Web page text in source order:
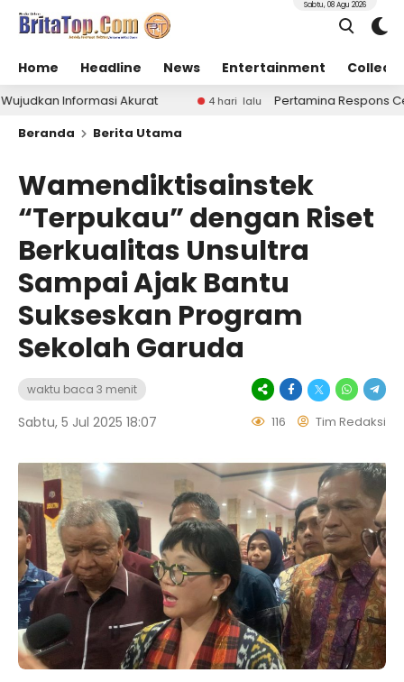
Home Headline News Entertainment
Sabtu, 08 Agu 2026
Akurat 4 hari lalu
Pertamina Respons Cepat Tambah
Beranda
Berita Utama
Wamendiktisainstek
“Terpukau” dengan Riset
Berkualitas Unsultra
Sampai Ajak Bantu
Sukseskan Program
Sekolah Garuda
waktu baca 3 menit
Sabtu, 5 Jul 2025 18:07 116 Tim Redaksi